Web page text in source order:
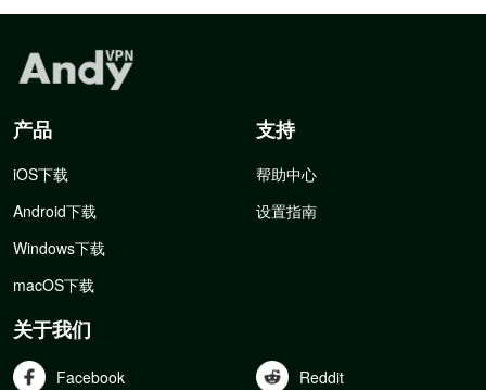
产品
iOS下载
Android下载
Windows下载
macOS下载
支持
帮助中心
设置指南
关于我们
Facebook Reddit